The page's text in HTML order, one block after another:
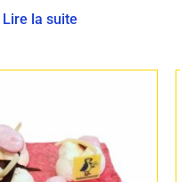
Lire la suite